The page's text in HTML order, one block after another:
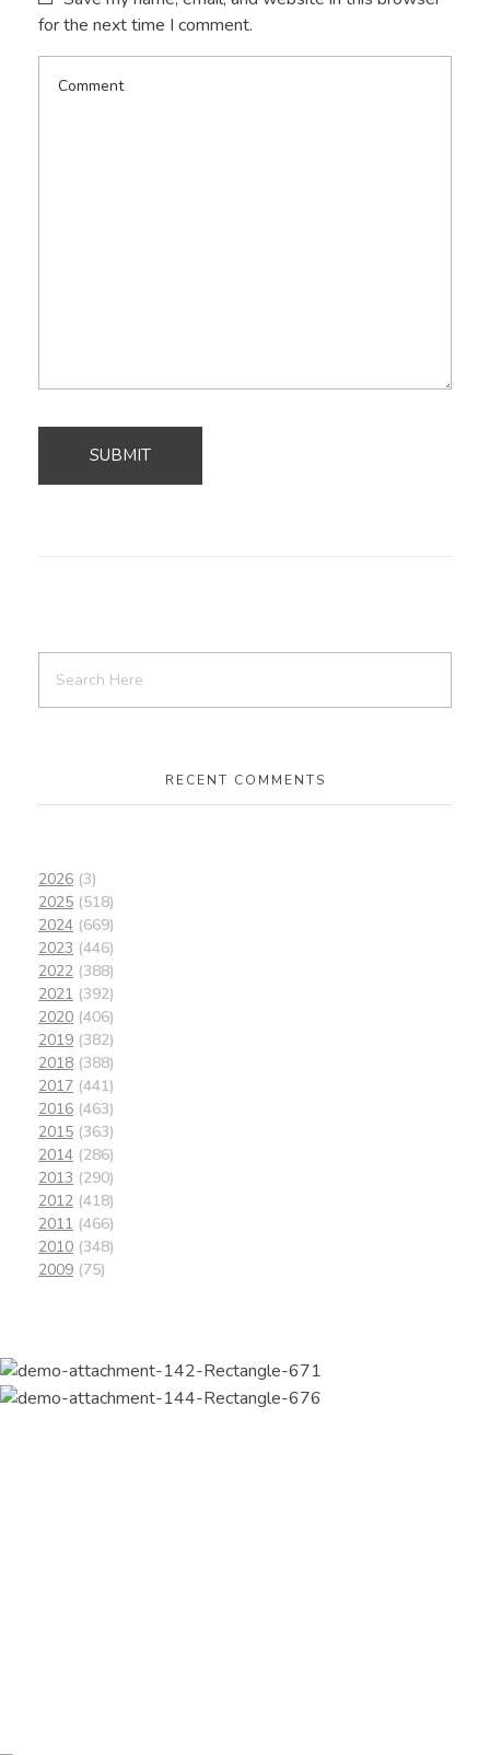
for the next time I comment.
RECENT COMMENTS
2026 (3)
2025 (518)
2024 (669)
2023 (446)
2022 (388)
2021 (392)
2020 (406)
2019 (382)
2018 (388)
2017 (441)
2016 (463)
2015 (363)
2014 (286)
2013 (290)
2012 (418)
2011 (466)
2010 (348)
2009 (75)